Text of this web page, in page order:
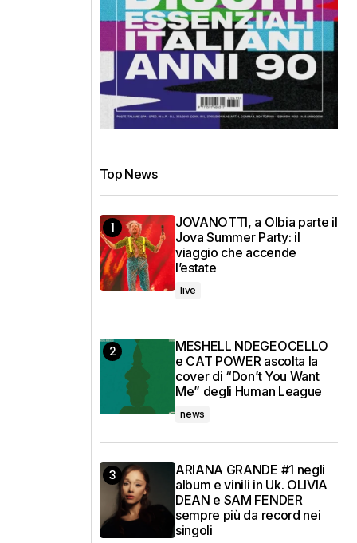
Top News
JOVANOTTI, a Olbia parte il
Jova Summer Party: il
viaggio che accende
l’estate
live
MESHELL NDEGEOCELLO
e CAT POWER ascolta la
cover di “Don’t You Want
Me” degli Human League
news
ARIANA GRANDE #1 negli
album e vinili in Uk. OLIVIA
DEAN e SAM FENDER
sempre più da record nei
singoli